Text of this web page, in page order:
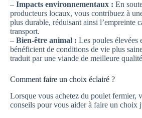
– Impacts environnementaux : En
producteurs locaux, vous contribuez à
plus durable, réduisant ainsi l’empreinte
transport.
– Bien-être animal : Les poules élevées
bénéficient de conditions de vie plus
traduit par une viande de meilleure
Comment faire un choix éclairé ?
Lorsque vous achetez du poulet fermier,
conseils pour vous aider à faire un choix